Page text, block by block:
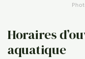
Horaires
aquatique